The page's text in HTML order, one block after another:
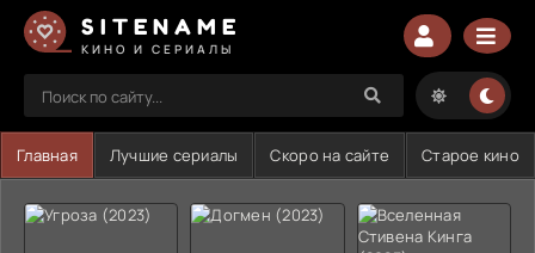
SITENAME
КИНО И СЕРИАЛЫ
Главная Лучшие сериалы Скоро на сайте Старое кино